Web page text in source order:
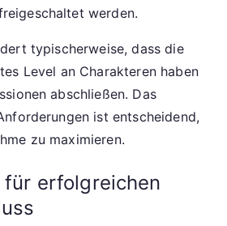
werden.
typischerweise, dass die
Level an Charakteren haben
abschließen. Das
ist entscheidend,
zu maximieren.
für erfolgreichen